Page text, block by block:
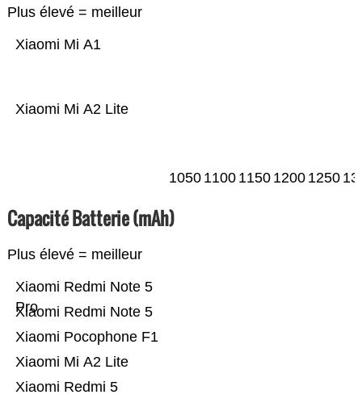
Plus élevé = meilleur
Xiaomi Mi A2 Lite
Xiaomi Mi A1
1050 1100 1150 1200 1250
Capacité Batterie (mAh)
Plus élevé = meilleur
Xiaomi Redmi 5
Xiaomi Mi A2 Lite
Xiaomi Pocophone F1
Xiaomi Redmi Note 5
Xiaomi Redmi Note 5
Pro